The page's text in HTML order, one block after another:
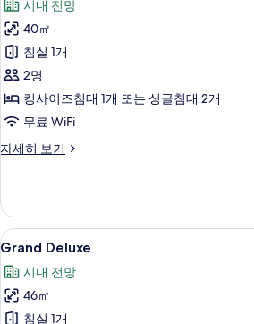
보
기
Room
사
진
모
두
보
기
시내 전망
40㎡
침실 1개
2명
킹사이즈침대 1개 또는 싱글침대 2개
무료 WiFi
자세히 보기
Deluxe
세
히
보
Grand
Deluxe
사
진
Grand
8
Grand Deluxe
시내 전망
46㎡
침실 1개